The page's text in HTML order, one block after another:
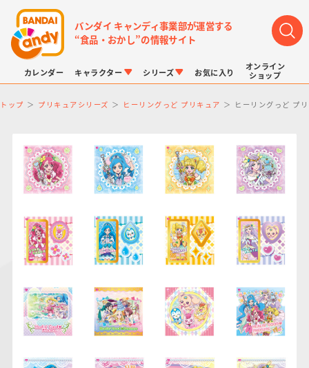
バンダイ キャンディ事業部が運営する
“食品・おかし”の情報サイト
カレンダー キャラクター
LINK TRAVELERS
仮面ライダーシリー
ズ
プリキュアシリーズ
ガンダムシリーズ
ドラゴンボール
アンパンマン たまご
シリーズ
チョコボックス
キャラパキ
チョコサプ
にふぉるめーしょん
＆スクエアシール
ポケモンキッズ
ポケモンスケールワ
ールド
お気に入り
オンライン
ショップ
トップ プリキュアシリーズ ヒーリングっど プリキュア ヒーリングっど プ